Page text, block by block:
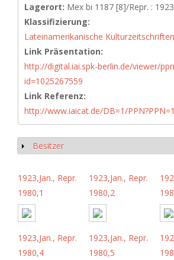
Lagerort: Mex bi 1187 [8]/Repr. :
Klassifizierung:
Lateinamerikanische
Link Präsentation:
http://digital.iai.spk-berlin.de/viewer/
id=1025267559
Link Referenz:
http://www.iaicat.de/DB=1/
Show
Besitzer
1923,Jan., Repr.
1980,1
1923,Jan., Repr.
1980,2
1923,Jan., Repr.
1980,4
1923,Jan., Repr.
1980,5